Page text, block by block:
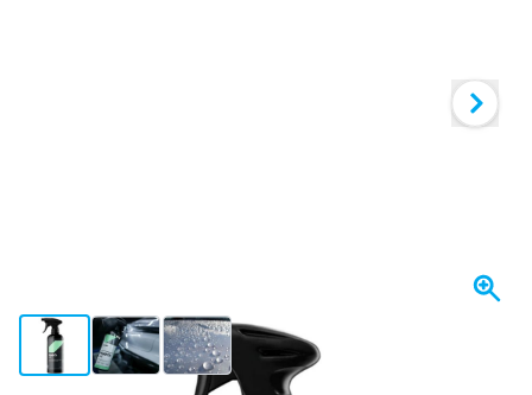
View larger imageView larger imageView larger image